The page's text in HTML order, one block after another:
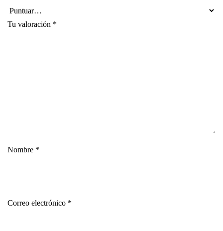
Tu valoración *
Nombre *
Correo electrónico *